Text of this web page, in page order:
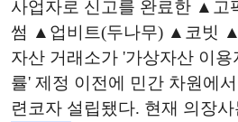
사업자로 신고를 완료한 ▲고
썸 ▲업비트(두나무) ▲코빗 ▲
자산 거래소가 '가상자산 이
률' 제정 이전에 민간 차원에
련코자 설립됐다. 현재 의장